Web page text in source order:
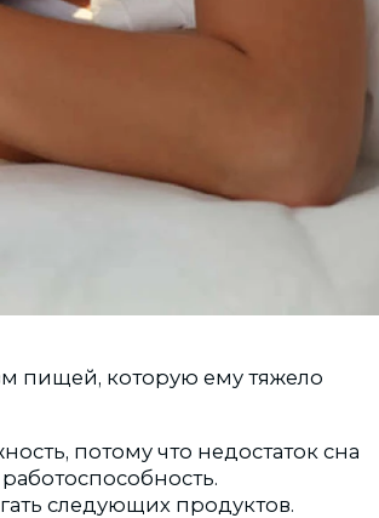
пищей, которую ему тяжело
потому что недостаток сна
следующих продуктов.